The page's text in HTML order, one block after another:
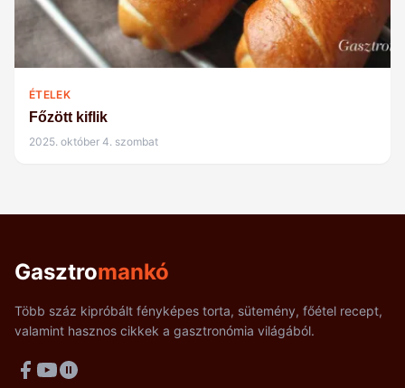
ÉTELEK
Főzött kiflik
2025. október 4. szombat
Gasztromankó
Több száz kipróbált fényképes torta, sütemény, főétel recept,
valamint hasznos cikkek a gasztronómia világából.